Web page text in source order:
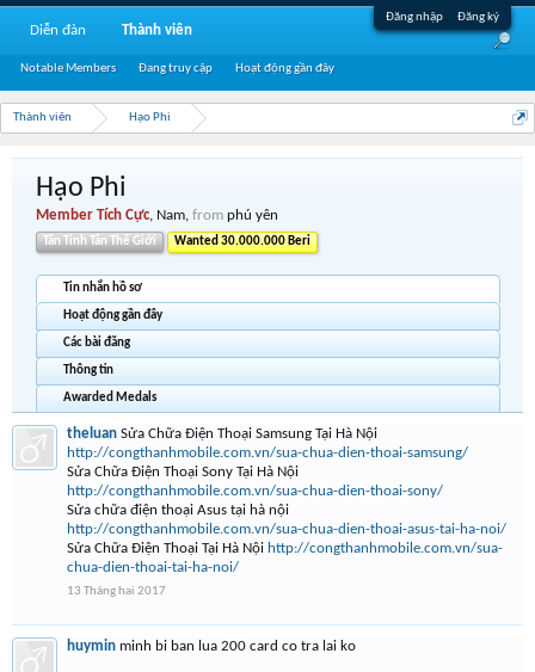
Đăng nhập Đăng ký
Thành viên Hạo Phi
Hạo Phi
Member Tích Cực, Nam, from phú yên
Tân Tinh Tân Thế Giới Wanted 30.000.000 Beri
Tin nhắn hồ sơ
Hoạt động gần đây
Các bài đăng
Thông tin
Awarded Medals
theluan Sửa Chữa Điện Thoại Samsung Tại Hà Nội
http://congthanhmobile.com.vn/sua-chua-dien-thoai-samsung/
Sửa Chữa Điện Thoại Sony Tại Hà Nội
http://congthanhmobile.com.vn/sua-chua-dien-thoai-sony/
Sửa chữa điện thoại Asus tại hà nội
http://congthanhmobile.com.vn/sua-chua-dien-thoai-asus-tai-ha-noi/
Sửa Chữa Điện Thoại Tại Hà Nội http://congthanhmobile.com.vn/sua-
chua-dien-thoai-tai-ha-noi/
13 Tháng hai 2017
huymin minh bi ban lua 200 card co tra lai ko
Diễn đàn Thành viên
Notable Members Đang truy cập Hoạt động gần đây